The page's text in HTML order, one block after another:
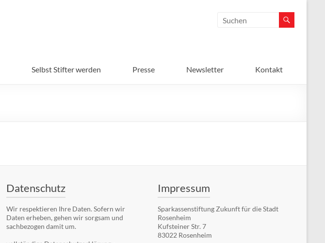
Selbst Stifter werden Presse Newsletter Kontakt
Datenschutz
Wir respektieren Ihre Daten. Sofern wir
Daten erheben, gehen wir sorgsam und
sachbezogen damit um.
Impressum
Sparkassenstiftung Zukunft für die Stadt
Rosenheim
Kufsteiner Str. 7
83022 Rosenheim